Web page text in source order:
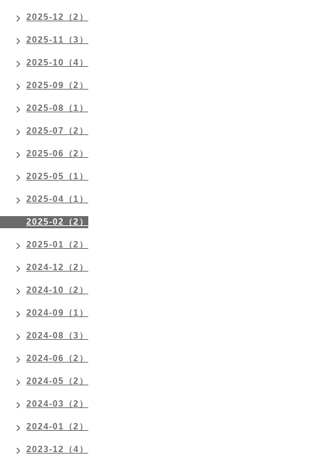
2025-12（2）
2025-11（3）
2025-10（4）
2025-09（2）
2025-08（1）
2025-07（2）
2025-06（2）
2025-05（1）
2025-04（1）
2025-02（2）
2025-01（2）
2024-12（2）
2024-10（2）
2024-09（1）
2024-08（3）
2024-06（2）
2024-05（2）
2024-03（2）
2024-01（2）
2023-12（4）